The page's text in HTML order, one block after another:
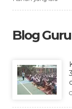
Blog Guru